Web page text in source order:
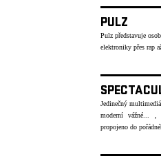
PULZ
Pulz představuje
elektroniky přes rap
Jedinečný
moderní vážné... ,
propojeno do